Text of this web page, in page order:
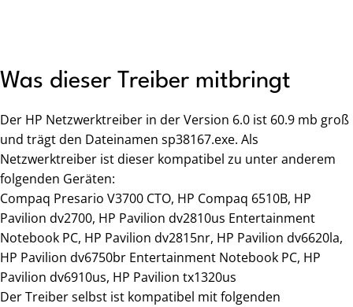
Was dieser Treiber mitbringt
Der HP Netzwerktreiber in der Version 6.0 ist 60.9 mb groß
und trägt den Dateinamen sp38167.exe. Als
Netzwerktreiber ist dieser kompatibel zu unter anderem
folgenden Geräten:
Compaq Presario V3700 CTO, HP Compaq 6510B, HP
Pavilion dv2700, HP Pavilion dv2810us Entertainment
Notebook PC, HP Pavilion dv2815nr, HP Pavilion dv6620la,
HP Pavilion dv6750br Entertainment Notebook PC, HP
Pavilion dv6910us, HP Pavilion tx1320us
Der Treiber selbst ist kompatibel mit folgenden